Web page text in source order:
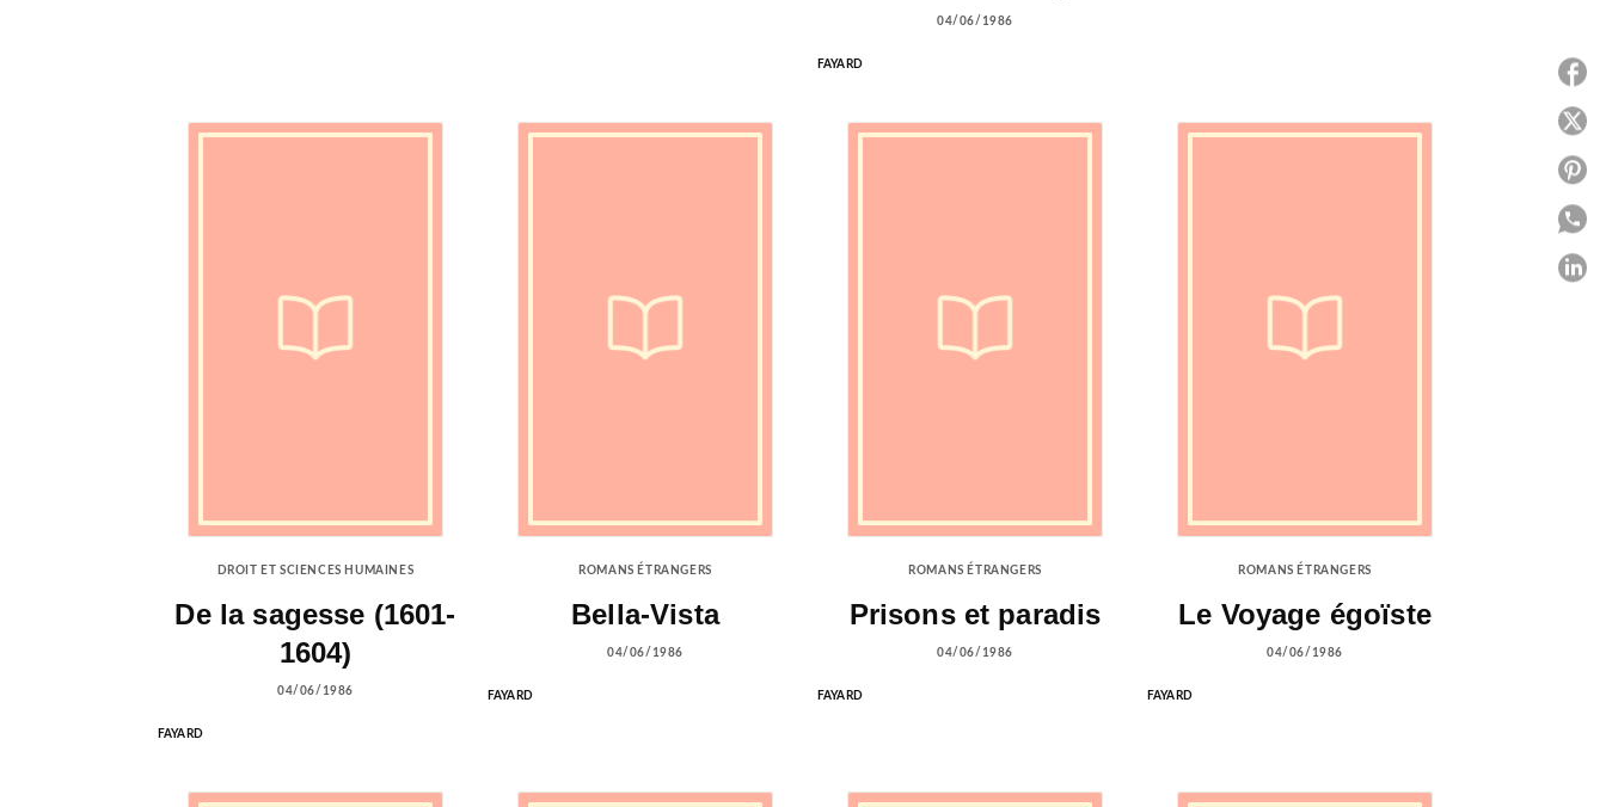
04/06/1986
FAYARD
DROIT ET SCIENCES HUMAINES
De la sagesse (1601-
1604)
04/06/1986
FAYARD
ROMANS ÉTRANGERS
Bella-Vista
04/06/1986
FAYARD
ROMANS ÉTRANGERS
Prisons et paradis
04/06/1986
FAYARD
ROMANS ÉTRANGERS
Le Voyage égoïste
04/06/1986
FAYARD